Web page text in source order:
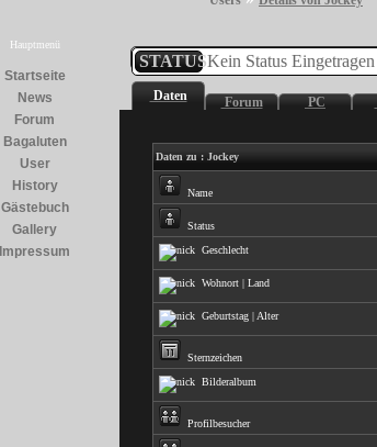
Hauptmenü
Startseite
News
Forum
Bagaluten
User
History
Gästebuch
Gallery
Impressum
STATUSKein Status Eingetragen
Daten Forum PC
Daten zu : Jockey
Name
Status
Geschlecht
Wohnort | Land
Geburtstag | Alter
Sternzeichen
Bilderalbum
Profilbesucher